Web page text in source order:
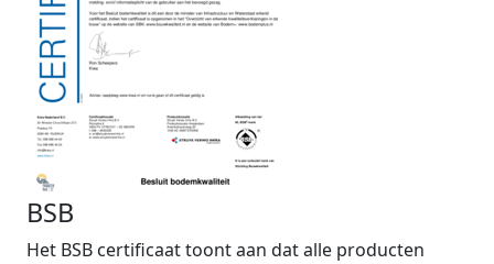
BSB
Het BSB certificaat toont aan dat alle producten